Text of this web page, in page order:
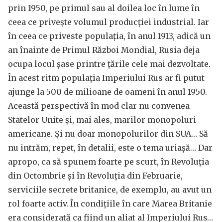
prin 1950, pe primul sau al doilea loc în lume în
ceea ce privește volumul producției industrial. Iar
în ceea ce priveste populația, în anul 1913, adică un
an înainte de Primul Război Mondial, Rusia deja
ocupa locul șase printre țările cele mai dezvoltate.
În acest ritm populația Imperiului Rus ar fi putut
ajunge la 500 de milioane de oameni în anul 1950.
Această perspectivă în mod clar nu convenea
Statelor Unite și, mai ales, marilor monopoluri
americane. Și nu doar monopolurilor din SUA… Să
nu intrăm, repet, în detalii, este o tema uriașă… Dar
apropo, ca să spunem foarte pe scurt, în Revoluția
din Octombrie și în Revoluția din Februarie,
serviciile secrete britanice, de exemplu, au avut un
rol foarte activ. În condițiile în care Marea Britanie
era considerată ca fiind un aliat al Imperiului Rus…